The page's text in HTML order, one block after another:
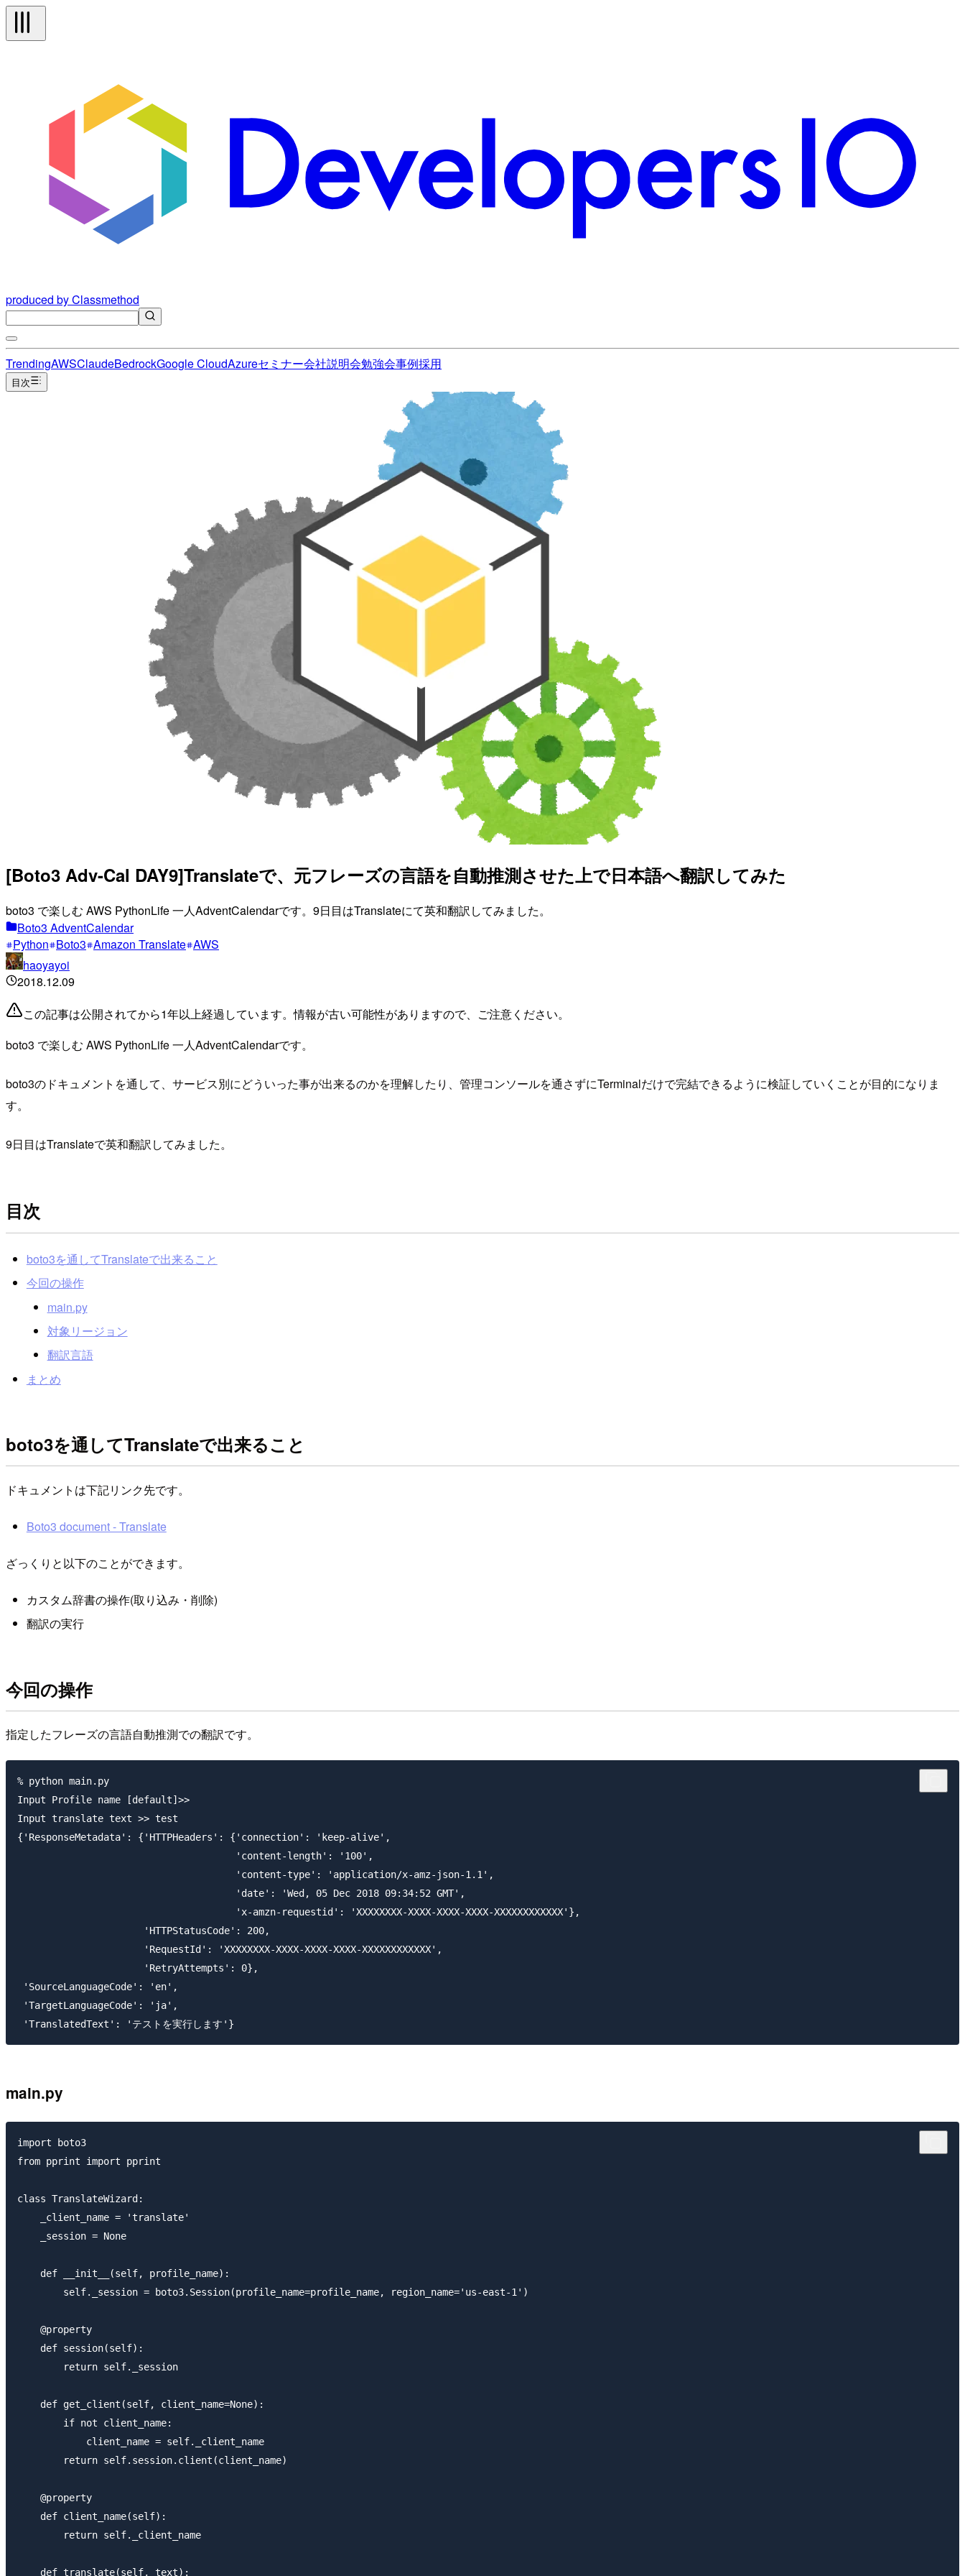
produced by Classmethod
TrendingAWSClaudeBedrockGoogle CloudAzureセミナー会社説明会勉強会事例採用
目次
[Boto3 Adv-Cal DAY9]Translateで、元フレーズの言語を自動推測させた上で日本語へ翻訳してみた
boto3 で楽しむ AWS PythonLife 一人AdventCalendarです。9日目はTranslateにて英和翻訳してみました。
Boto3 AdventCalendar
Python Boto3 Amazon Translate AWS
haoyayoi
2018.12.09
この記事は公開されてから1年以上経過しています。情報が古い可能性がありますので、ご注意ください。
boto3 で楽しむ AWS PythonLife 一人AdventCalendarです。
boto3のドキュメントを通して、サービス別にどういった事が出来るのかを理解したり、管理コンソールを通さずにTerminalだけで完結できるように検証していくことが目的になりま
す。
9日目はTranslateで英和翻訳してみました。
目次
boto3を通してTranslateで出来ること
今回の操作
main.py
対象リージョン
翻訳言語
まとめ
boto3を通してTranslateで出来ること
ドキュメントは下記リンク先です。
Boto3 document - Translate
ざっくりと以下のことができます。
カスタム辞書の操作(取り込み・削除)
翻訳の実行
今回の操作
指定したフレーズの言語自動推測での翻訳です。
% python main.py
Input Profile name [default]>>
Input translate text >> test
{'ResponseMetadata': {'HTTPHeaders': {'connection': 'keep-alive',
                                      'content-length': '100',
                                      'content-type': 'application/x-amz-json-1.1',
                                      'date': 'Wed, 05 Dec 2018 09:34:52 GMT',
                                      'x-amzn-requestid': 'XXXXXXXX-XXXX-XXXX-XXXX-XXXXXXXXXXXX'},
                      'HTTPStatusCode': 200,
                      'RequestId': 'XXXXXXXX-XXXX-XXXX-XXXX-XXXXXXXXXXXX',
                      'RetryAttempts': 0},
'SourceLanguageCode': 'en',
'TargetLanguageCode': 'ja',
main.py
import boto3
from pprint import pprint
class TranslateWizard:
    _client_name = 'translate'
    _session = None
    def __init__(self, profile_name):
        self._session = boto3.Session(profile_name=profile_name, region_name='us-east-1')
    @property
    def session(self):
        return self._session
    def get_client(self, client_name=None):
        if not client_name:
            client_name = self._client_name
        return self.session.client(client_name)
    @property
    def client_name(self):
        return self._client_name
    def translate(self, text):